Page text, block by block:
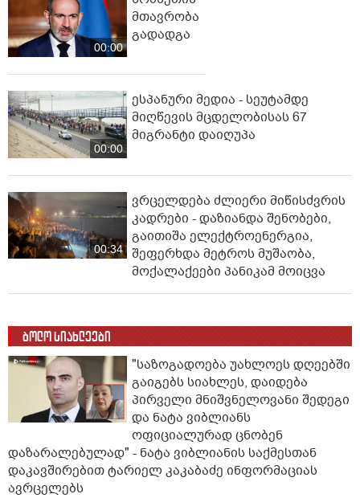
00:00
მთავრობა
გადადგა
00:00
ესპანური მედია - სეუტამდე
მიღწევის მცდელობისას 67
მიგრანტი დაიღუპა
00:34
ვრცელდება ძლიერი მიწისძვრის
კადრები - დაზიანდა შენობები,
გაითიშა ელექტროენერგია,
შეფერხდა მეტროს მუშაობა,
მოქალაქეები პანიკამ მოიცვა
ბოლო სიახლეები
"საზოგადოება უახლოეს დღეებში
გაიგებს სიახლეს, დაიდება
პირველი მნიშვნელოვანი შედეგი
და ნატა ვიბლიანს
ოფიციალურად ცნობენ
დაზარალებულად" - ნატა ვიბლიანის საქმესთან
დაკავშირებით ტარიელ კაკაბაძე ინფორმაციას
ავრცელებს